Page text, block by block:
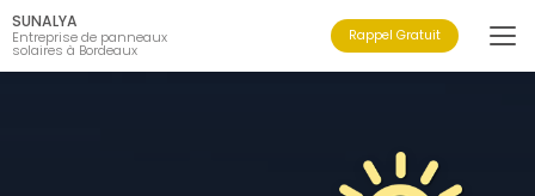
Aller
au
contenu
principal
SUNALYA
Entreprise de panneaux
solaires à Bordeaux
Rappel Gratuit